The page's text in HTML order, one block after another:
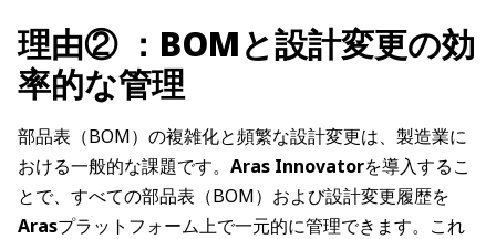
理由② ：BOMと設計変更の効
率的な管理
部品表（BOM）の複雑化と頻繁な設計変更は、製造業に
おける一般的な課題です。 Aras Innovatorを導入するこ
とで、すべての部品表（BOM）および設計変更履歴を
Arasプラットフォーム上で一元的に管理できます。これ